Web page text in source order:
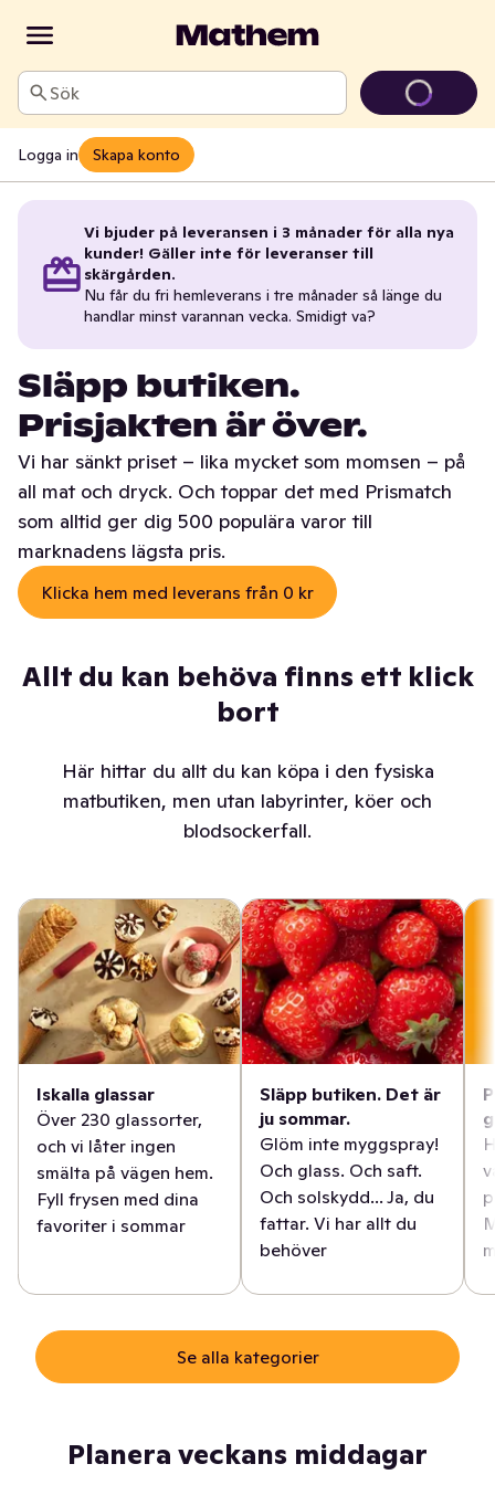
Sök
Logga in Skapa konto
Vi bjuder på leveransen i 3 månader för alla nya
kunder! Gäller inte för leveranser till
skärgården.
Nu får du fri hemleverans i tre månader så länge du
handlar minst varannan vecka. Smidigt va?
Släpp butiken.
Prisjakten är över.
Vi har sänkt priset – lika mycket som momsen – på
all mat och dryck. Och toppar det med Prismatch
som alltid ger dig 500 populära varor till
marknadens lägsta pris.
Klicka hem med leverans från 0 kr
Allt du kan behöva finns ett klick
bort
Här hittar du allt du kan köpa i den fysiska
matbutiken, men utan labyrinter, köer och
blodsockerfall.
Iskalla glassar
Över 230 glassorter,
och vi låter ingen
smälta på vägen hem.
Fyll frysen med dina
favoriter i sommar
Släpp butiken. Det är
ju sommar.
Glöm inte myggspray!
Och glass. Och saft.
Och solskydd... Ja, du
fattar. Vi har allt du
behöver
Se alla kategorier
Planera veckans middagar